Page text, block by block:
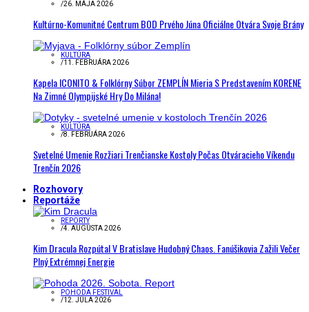
/26. MÁJA 2026
Kultúrno-Komunitné Centrum BOD Prvého Júna Oficiálne Otvára Svoje Brány
KULTÚRA
/11. FEBRUÁRA 2026
Kapela ICONITO & Folklórny Súbor ZEMPLÍN Mieria S Predstavením KORENE
Na Zimné Olympijské Hry Do Milána!
KULTÚRA
/8. FEBRUÁRA 2026
Svetelné Umenie Rozžiari Trenčianske Kostoly Počas Otváracieho Víkendu
Trenčín 2026
Rozhovory
Reportáže
REPORTY
/4. AUGUSTA 2026
Kim Dracula Rozpútal V Bratislave Hudobný Chaos. Fanúšikovia Zažili Večer
Plný Extrémnej Energie
POHODA FESTIVAL
/12. JÚLA 2026